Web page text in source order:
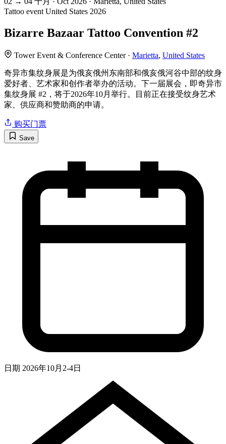
Tattoo event United States 2026
Bizarre Bazaar Tattoo Convention #2
Tower Event & Conference Center · Marietta, United States
奇异市集纹身展是为俄亥俄州东南部和俄亥俄河谷中部的纹身
爱好者、艺术家和创作者举办的活动。下一届展会，即奇异市
集纹身展 #2，将于2026年10月举行。目前正在接受纹身艺术
家、供应商和赞助商的申请。
购买门票
Save
日期 2026年10月2-4日